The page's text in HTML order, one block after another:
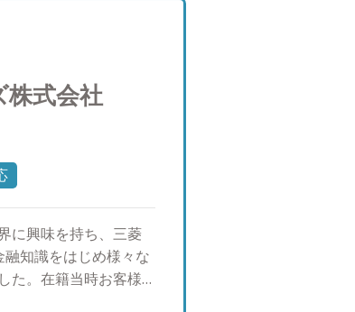
との過ごし方も大き
食卓を囲む事がで
日だけでなく平日も
イベートな時間も
ようと考えておりま
式会社
に興味を持ち、三菱
知識をはじめ様々な
た。在籍当時お客様